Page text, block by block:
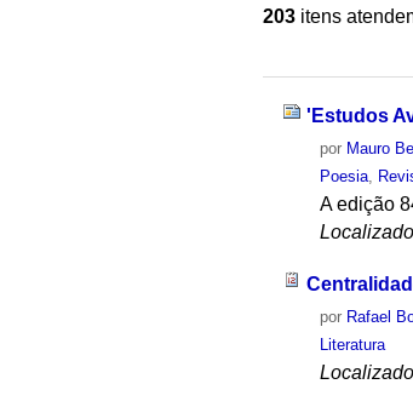
203 itens
'Estudos
por Mauro
Poesia
A edição
por Rafael
Literatura